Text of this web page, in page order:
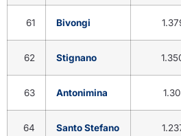
61 Bivongi
62 Stignano
63 Antonimina
64 Santo Stefano